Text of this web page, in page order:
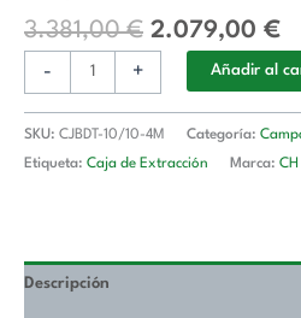
3.381,00€ 2.079,00 €
-
en
de
10/10-
+ Añadir al
SKU: CJBDT-10/10-4M Categoría:
Etiqueta: Caja de Extracción Marca: CH
Descripción